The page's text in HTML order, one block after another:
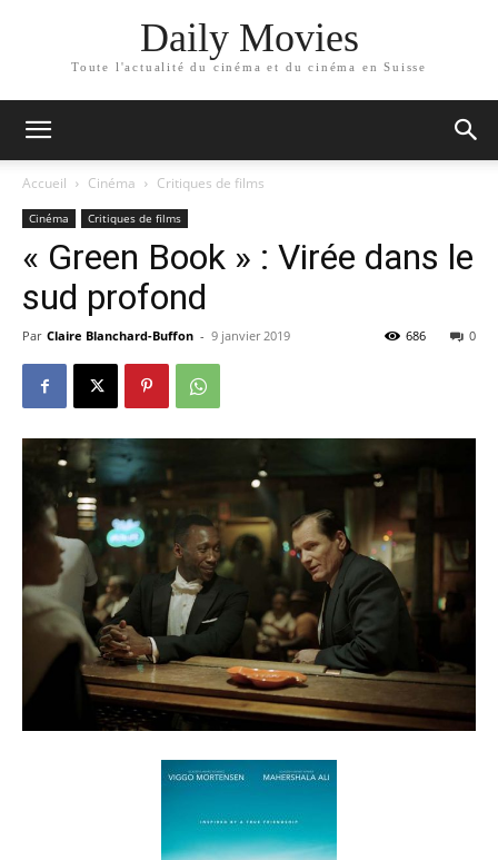
Daily Movies
Toute l'actualité du cinéma et du cinéma en Suisse
Accueil Cinéma Critiques de films
Cinéma Critiques de films
« Green Book » : Virée dans le
sud profond
Par Claire Blanchard-Buffon - 9 janvier 2019 0
686